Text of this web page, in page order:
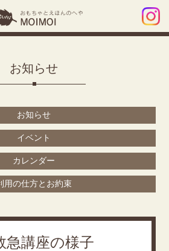
お知らせ
お知らせ
イベント
カレンダー
用の仕方とお約束
急講座の様子